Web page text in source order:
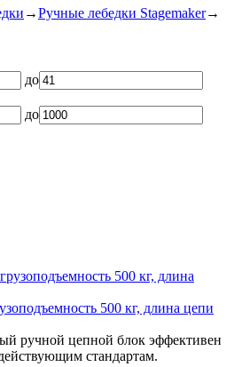
→Ручные лебедки Stagemaker→
до
до
500 кг, длина цепи
ручной цепной блок эффективен
стандартам.